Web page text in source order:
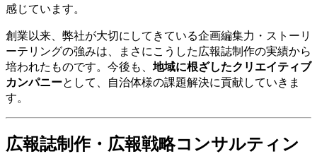
感じています。
創業以来、弊社が大切にしてきている企画編集力・ストーリ
ーテリングの強みは、まさにこうした広報誌制作の実績から
培われたものです。今後も、 地域に根ざしたクリエイティブ
カンパニーとして、自治体様の課題解決に貢献していきま
す。
広報誌制作・広報戦略コンサルティン